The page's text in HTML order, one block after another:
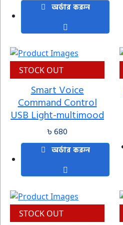
অর্ডার করুন
STOCK OUT
Smart Voice
Command Control
USB Light-multimood
৳ 680
অর্ডার করুন
STOCK OUT